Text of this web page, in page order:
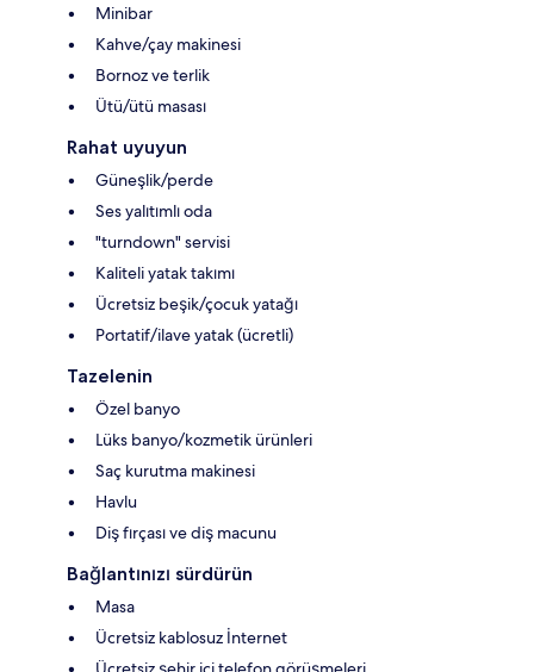
Minibar
Kahve/çay makinesi
Bornoz ve terlik
Ütü/ütü masası
Rahat uyuyun
Güneşlik/perde
Ses yalıtımlı oda
"turndown" servisi
Kaliteli yatak takımı
Ücretsiz beşik/çocuk yatağı
Portatif/ilave yatak (ücretli)
Tazelenin
Özel banyo
Lüks banyo/kozmetik ürünleri
Saç kurutma makinesi
Havlu
Diş fırçası ve diş macunu
Bağlantınızı sürdürün
Masa
Ücretsiz kablosuz İnternet